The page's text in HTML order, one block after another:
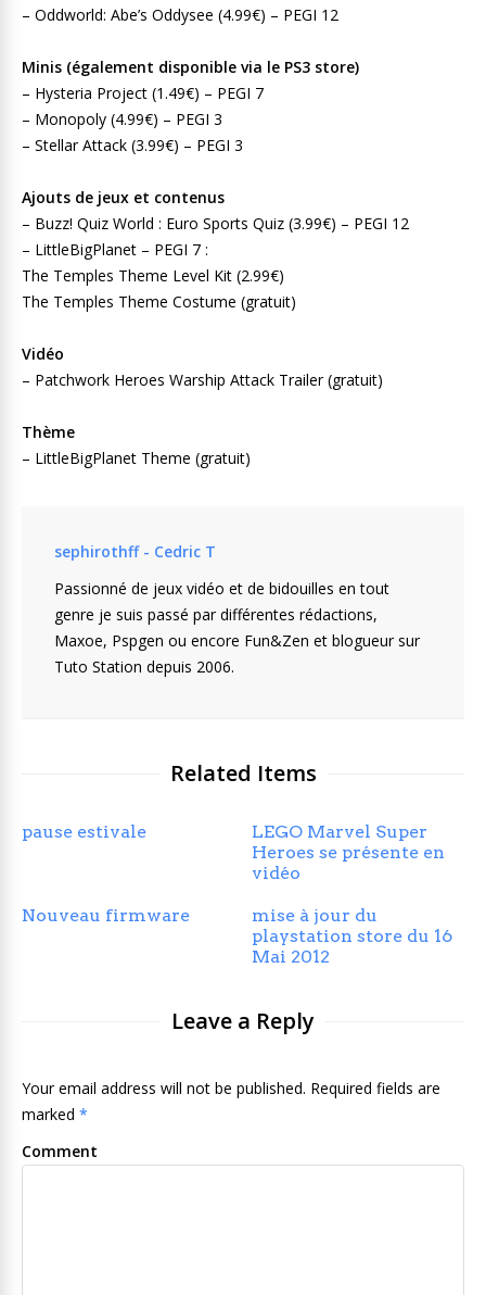
– Oddworld: Abe’s Oddysee (4.99€) – PEGI 12
Minis (également disponible via le PS3 store)
– Hysteria Project (1.49€) – PEGI 7
– Monopoly (4.99€) – PEGI 3
– Stellar Attack (3.99€) – PEGI 3
Ajouts de jeux et contenus
– Buzz! Quiz World : Euro Sports Quiz (3.99€) – PEGI 12
– LittleBigPlanet – PEGI 7 :
The Temples Theme Level Kit (2.99€)
The Temples Theme Costume (gratuit)
Vidéo
– Patchwork Heroes Warship Attack Trailer (gratuit)
Thème
– LittleBigPlanet Theme (gratuit)
sephirothff - Cedric T
Passionné de jeux vidéo et de bidouilles en tout
genre je suis passé par différentes rédactions,
Maxoe, Pspgen ou encore Fun&Zen et blogueur sur
Tuto Station depuis 2006.
Related Items
pause estivale
LEGO Marvel Super
Heroes se présente en
vidéo
Nouveau firmware
mise à jour du
playstation store du 16
Mai 2012
Leave a Reply
Your email address will not be published. Required fields are
marked *
Comment